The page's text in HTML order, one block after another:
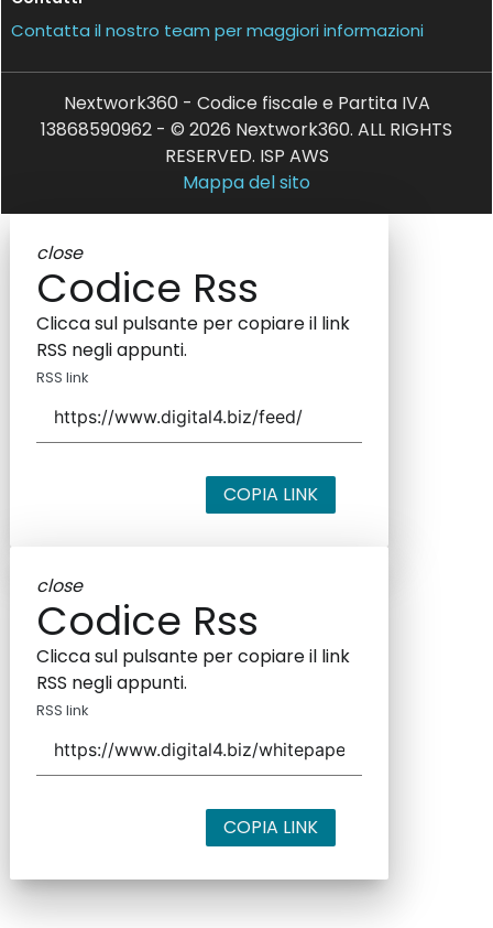
Contatta il nostro team per maggiori informazioni
Nextwork360 - Codice fiscale e Partita IVA
13868590962 - © 2026 Nextwork360. ALL RIGHTS
RESERVED. ISP AWS
Mappa del sito
close
Codice Rss
Clicca sul pulsante per copiare il link
RSS negli appunti.
RSS link
COPIA LINK
close
Codice Rss
Clicca sul pulsante per copiare il link
RSS negli appunti.
RSS link
COPIA LINK